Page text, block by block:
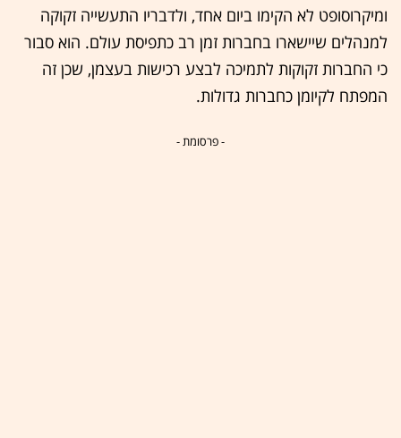
ומיקרוסופט לא הקימו ביום אחד, ולדבריו התעשייה זקוקה
למנהלים שיישארו בחברות זמן רב כתפיסת עולם. הוא סבור
כי החברות זקוקות לתמיכה לבצע רכישות בעצמן, שכן זה
המפתח לקיומן כחברות גדולות.
- פרסומת -